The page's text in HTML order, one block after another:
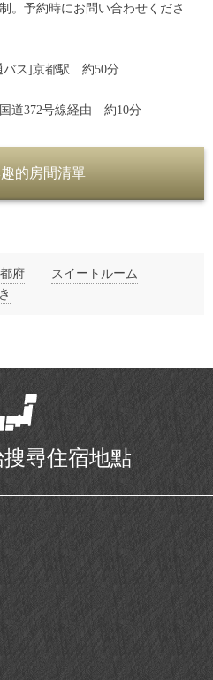
。予約時にお問い合わせくださ
バス]京都駅 約50分
道372号線経由 約10分
的房間清單
府
スイートルーム
尋住宿地點